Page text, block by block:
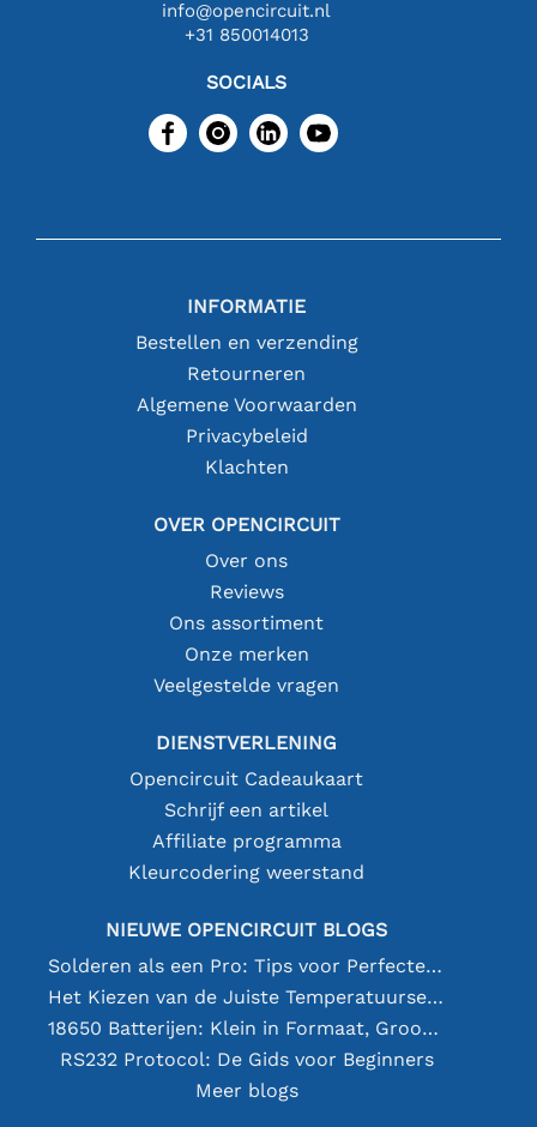
info@opencircuit.nl
+31 850014013
SOCIALS
INFORMATIE
Bestellen en verzending
Retourneren
Algemene Voorwaarden
Privacybeleid
Klachten
OVER OPENCIRCUIT
Over ons
Reviews
Ons assortiment
Onze merken
Veelgestelde vragen
DIENSTVERLENING
Opencircuit Cadeaukaart
Schrijf een artikel
Affiliate programma
Kleurcodering weerstand
NIEUWE OPENCIRCUIT BLOGS
Solderen als een Pro: Tips voor Perfecte Elektronische Verbindingen
Het Kiezen van de Juiste Temperatuursensor [youtube]
18650 Batterijen: Klein in Formaat, Groot in Prestatie
RS232 Protocol: De Gids voor Beginners
Meer blogs